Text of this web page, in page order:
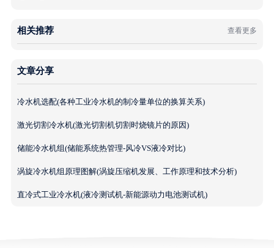
相关推荐 查看更多
文章分享
冷水机选配(各种工业冷水机的制冷量单位的换算关系)
激光切割冷水机(激光切割机切割时烧镜片的原因)
储能冷水机组(储能系统热管理-风冷VS液冷对比)
涡旋冷水机组原理图解(涡旋压缩机发展、工作原理和技术分析)
直冷式工业冷水机(液冷测试机-新能源动力电池测试机)